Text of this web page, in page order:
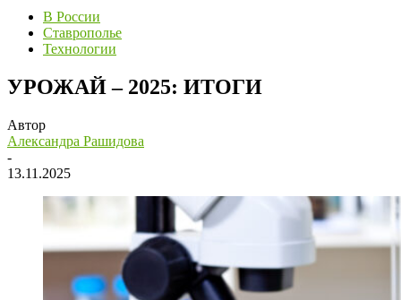
В России
Ставрополье
Технологии
УРОЖАЙ – 2025: ИТОГИ
Автор
Александра Рашидова
-
13.11.2025